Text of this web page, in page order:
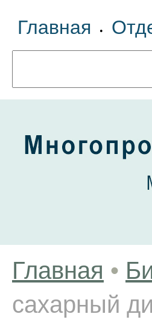
Главная •
Главная •
сахарный